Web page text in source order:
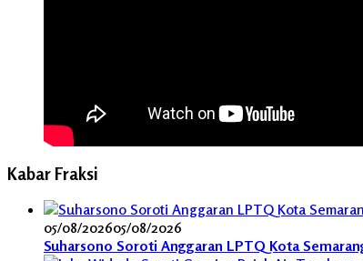
Kabar Fraksi
05/08/202605/08/2026
Suharsono Soroti Anggaran LPTQ Kota